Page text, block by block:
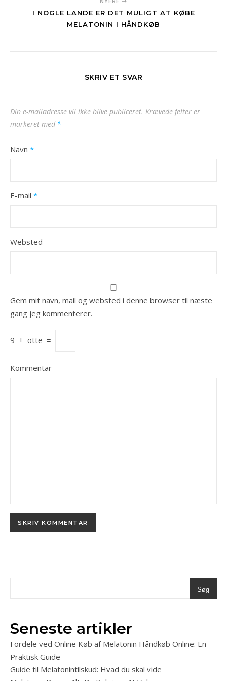
I NOGLE LANDE ER DET MULIGT AT KØBE
MELATONIN I HÅNDKØB
SKRIV ET SVAR
Din e-mailadresse vil ikke blive publiceret. Krævede felter er
markeret med *
Navn *
E-mail *
Websted
Gem mit navn, mail og websted i denne browser til næste
gang jeg kommenterer.
9 + otte =
Kommentar
Søg
Seneste artikler
Fordele ved Online Køb af Melatonin Håndkøb Online: En
Praktisk Guide
Guide til Melatonintilskud: Hvad du skal vide